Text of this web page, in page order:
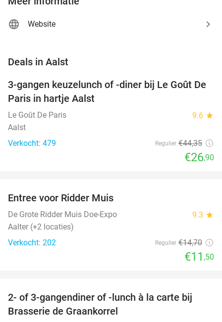
Website
Deals in Aalst
39%
3-gangen keuzelunch of -diner bij Le Goût De
Paris in hartje Aalst
Le Goût De Paris 9.6 star
Aalst
Verkocht: 479
Regulier €44,35
€26,90
TODAY
Entree voor Ridder Muis
De Grote Ridder Muis Doe-Expo 9.3 star
Aalter (+2 locaties)
Verkocht: 202
Regulier €14,70
€11 ,50
44%
2- of 3-gangendiner of -lunch à la carte bij
Brasserie de Graankorrel